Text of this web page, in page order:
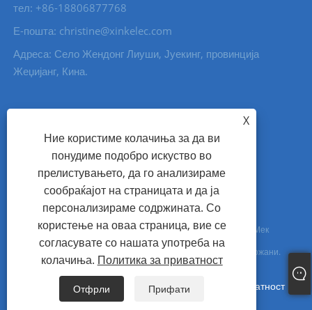
тел: +86-18806877768
Е-пошта: christine@xinkelec.com
Адреса: Село Жендонг Лиуши, Јуекинг, провинција
Жеџијанг, Кина.
Авторски права © 2023 Wenzhou Xinkong Imp&exp Co., Ltd. - Мек
стартер, водомер, ултразвучен водомер - Сите права се задржани.
Sitemap XML Политика за приватност
X
Ние користиме колачиња за да ви
понудиме подобро искуство во
прелистувањето, да го анализираме
сообраќајот на страницата и да ја
персонализираме содржината. Со
користење на оваа страница, вие се
согласувате со нашата употреба на
колачиња. Политика за приватност
Отфрли Прифати